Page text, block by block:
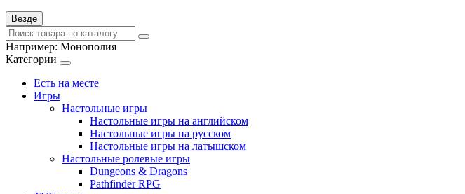
Везде
Например: Монополия
Категории
Есть на месте
Игры
Настольные игры
Настольные игры на английском
Настольные игры на русском
Настольные игры на латышском
Настольные ролевые игры
Dungeons & Dragons
Pathfinder RPG